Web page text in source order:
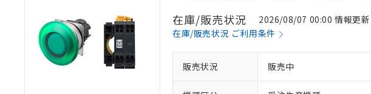
在庫/販売状況
2026/08/07 00:00 情報更新
在庫/販売状況 ご利用条件
販売状況 販売中